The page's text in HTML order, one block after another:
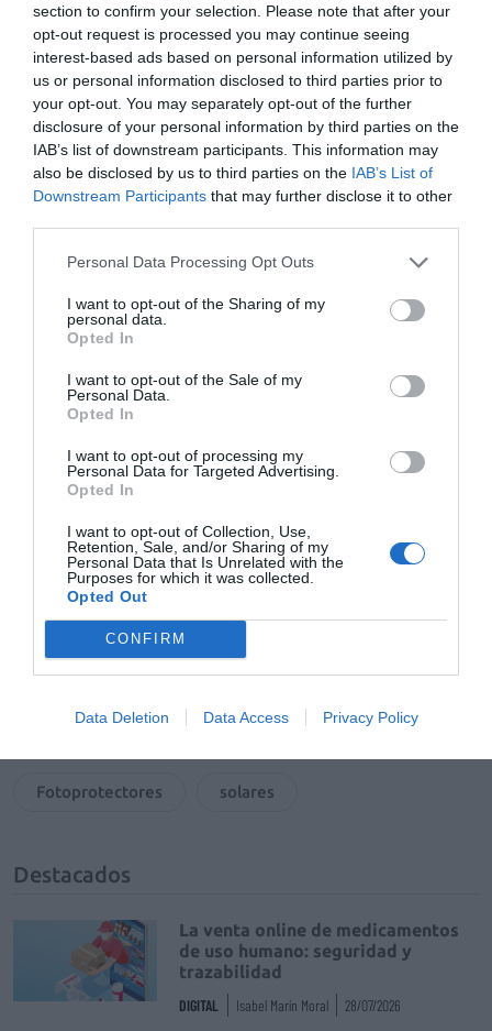
section to confirm your selection. Please note that after your
opt-out request is processed you may continue seeing
interest-based ads based on personal information utilized by
us or personal information disclosed to third parties prior to
your opt-out. You may separately opt-out of the further
disclosure of your personal information by third parties on the
IAB’s list of downstream participants. This information may
also be disclosed by us to third parties on the IAB’s List of
Downstream Participants that may further disclose it to other
Personal Data Processing Opt Outs
I want to opt-out of the Sharing of my
personal data.
Opted In
I want to opt-out of the Sale of my
Personal Data.
Opted In
I want to opt-out of processing my
Personal Data for Targeted Advertising.
Opted In
I want to opt-out of Collection, Use,
Retention, Sale, and/or Sharing of my
Personal Data that Is Unrelated with the
Purposes for which it was collected.
Opted Out
CONFIRM
Data Deletion Data Access Privacy Policy
fotoprotección antiedad global, abordando no solo la
protección solar, sino también el tratamiento de los
signos del envejecimiento.
Ingredientes
Todos los solares de HD contienen los siguientes
ingredientes activos:
SUN·CARE SHIELD: escudo frente a los radicales libres
BLUE LIGHT SHIELD: filtro biológico contra la luz azul.
EPIGENCUR: activo epigenético que protege de los
efectos del estrés oxidativo en la piel.
Además, HD Suncare Aqua Emulsion SPF50 cuenta con
los siguientes activos específicos:
contaminantes del medio ambiente.
PÉPTIDOS HIDRATANTES: mantienen la piel hidratada
AñadirEl Farmacéuticocomo fuente preferida
de Google de forma gratuita
ACTIVAR AHORA
Fotoprotectores solares
Destacados
La venta online de medicamentos
de uso humano: seguridad y
trazabilidad
DIGITAL Isabel Marín Moral 28/07/2026